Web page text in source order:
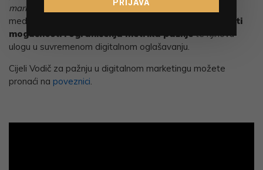
marketingu
namijenjen je oglašivačima, agencijama,
medijima i svim profesionalcima koji žele
bolje razumjeti
mogućnosti i ograničenja metrika pažnjete njihovu
ulogu u suvremenom digitalnom oglašavanju.
Cijeli Vodič za pažnju u digitalnom marketingu možete
pronaći na poveznici.
PRIJAVA